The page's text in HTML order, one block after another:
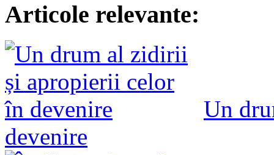
Articole relevante:
Un
devenire